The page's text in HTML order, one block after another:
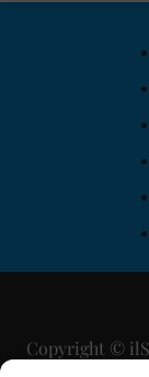
Copyright ©